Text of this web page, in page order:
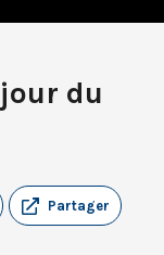
du
Partager